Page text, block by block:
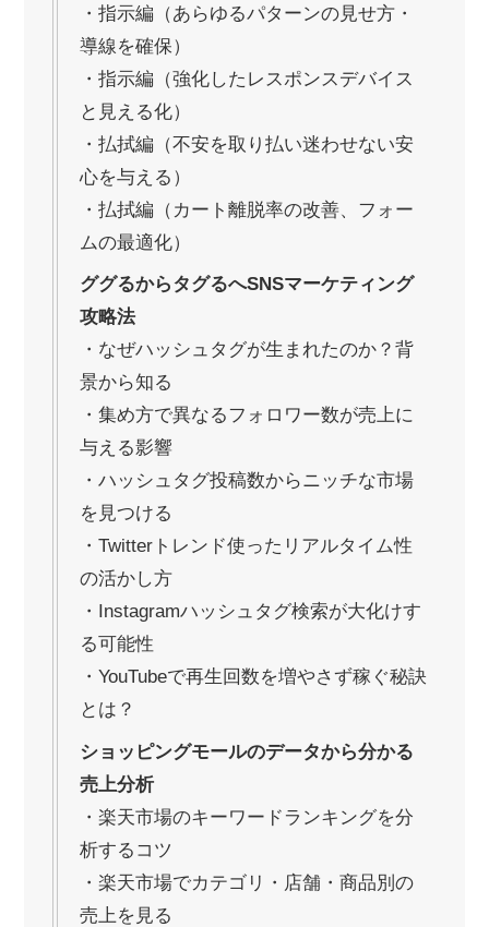
・指示編（あらゆるパターンの見せ方・
導線を確保）
・指示編（強化したレスポンスデバイス
と見える化）
・払拭編（不安を取り払い迷わせない安
心を与える）
・払拭編（カート離脱率の改善、フォー
ムの最適化）
ググるからタグるへSNSマーケティング
攻略法
・なぜハッシュタグが生まれたのか？背
景から知る
・集め方で異なるフォロワー数が売上に
与える影響
・ハッシュタグ投稿数からニッチな市場
を見つける
・Twitterトレンド使ったリアルタイム性
の活かし方
・Instagramハッシュタグ検索が大化けす
る可能性
・YouTubeで再生回数を増やさず稼ぐ秘訣
とは？
ショッピングモールのデータから分かる
売上分析
・楽天市場のキーワードランキングを分
析するコツ
・楽天市場でカテゴリ・店舗・商品別の
売上を見る